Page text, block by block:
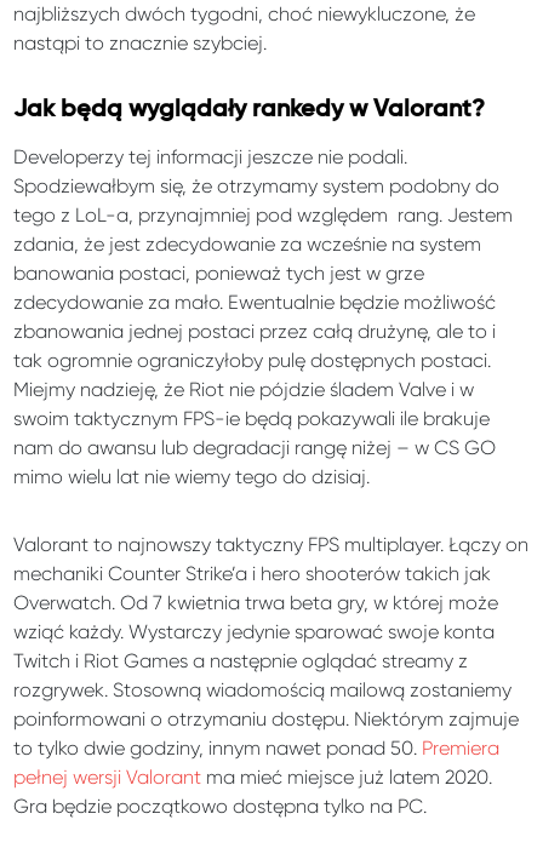
najbliższych dwóch tygodni, choć niewykluczone, że
nastąpi to znacznie szybciej.
Jak będą wyglądały rankedy w Valorant?
Developerzy tej informacji jeszcze nie podali.
Spodziewałbym się, że otrzymamy system podobny do
tego z LoL-a, przynajmniej pod względem rang. Jestem
zdania, że jest zdecydowanie za wcześnie na system
banowania postaci, ponieważ tych jest w grze
zdecydowanie za mało. Ewentualnie będzie możliwość
zbanowania jednej postaci przez całą drużynę, ale to i
tak ogromnie ograniczyłoby pulę dostępnych postaci.
Miejmy nadzieję, że Riot nie pójdzie śladem Valve i w
swoim taktycznym FPS-ie będą pokazywali ile brakuje
nam do awansu lub degradacji rangę niżej – w CS GO
mimo wielu lat nie wiemy tego do dzisiaj.
Valorant to najnowszy taktyczny FPS multiplayer. Łączy on
mechaniki Counter Strike’a i hero shooterów takich jak
Overwatch. Od 7 kwietnia trwa beta gry, w której może
wziąć każdy. Wystarczy jedynie sparować swoje konta
Twitch i Riot Games a następnie oglądać streamy z
rozgrywek. Stosowną wiadomością mailową zostaniemy
poinformowani o otrzymaniu dostępu. Niektórym zajmuje
to tylko dwie godziny, innym nawet ponad 50. Premiera
pełnej wersji Valorant ma mieć miejsce już latem 2020.
Gra będzie początkowo dostępna tylko na PC.